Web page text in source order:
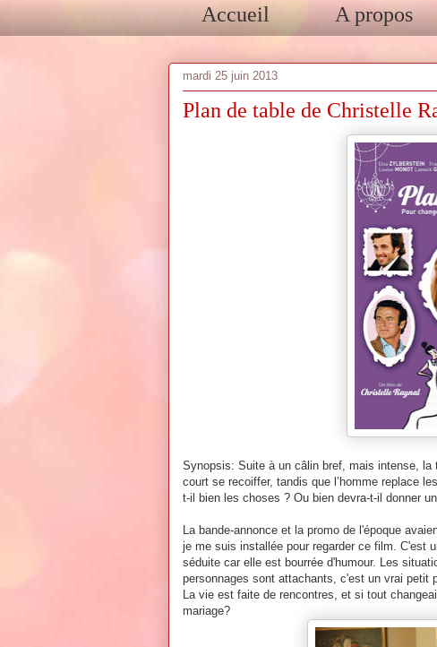
Accueil A propos
mardi 25 juin 2013
Plan de table de Christelle
Synopsis: Suite à un câlin bref, mais intense, la
court se recoiffer, tandis que l’homme replace
t-il bien les choses ? Ou bien devra-t-il donner
La bande-annonce et la promo de l'époque
je me suis installée pour regarder ce film. C'est
séduite car elle est bourrée d'humour. Les
personnages sont attachants, c'est un vrai petit
La vie est faite de rencontres, et si tout
mariage?